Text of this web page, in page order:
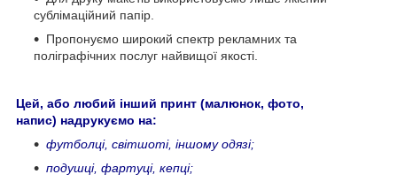
сублімаційний папір.
Пропонуємо широкий спектр рекламних та
поліграфічних послуг найвищої якості.
Цей, або любий інший принт (малюнок, фото,
напис) надрукуємо на:
футболці, світшоті, іншому одязі;
подушці, фартуці, кепці;